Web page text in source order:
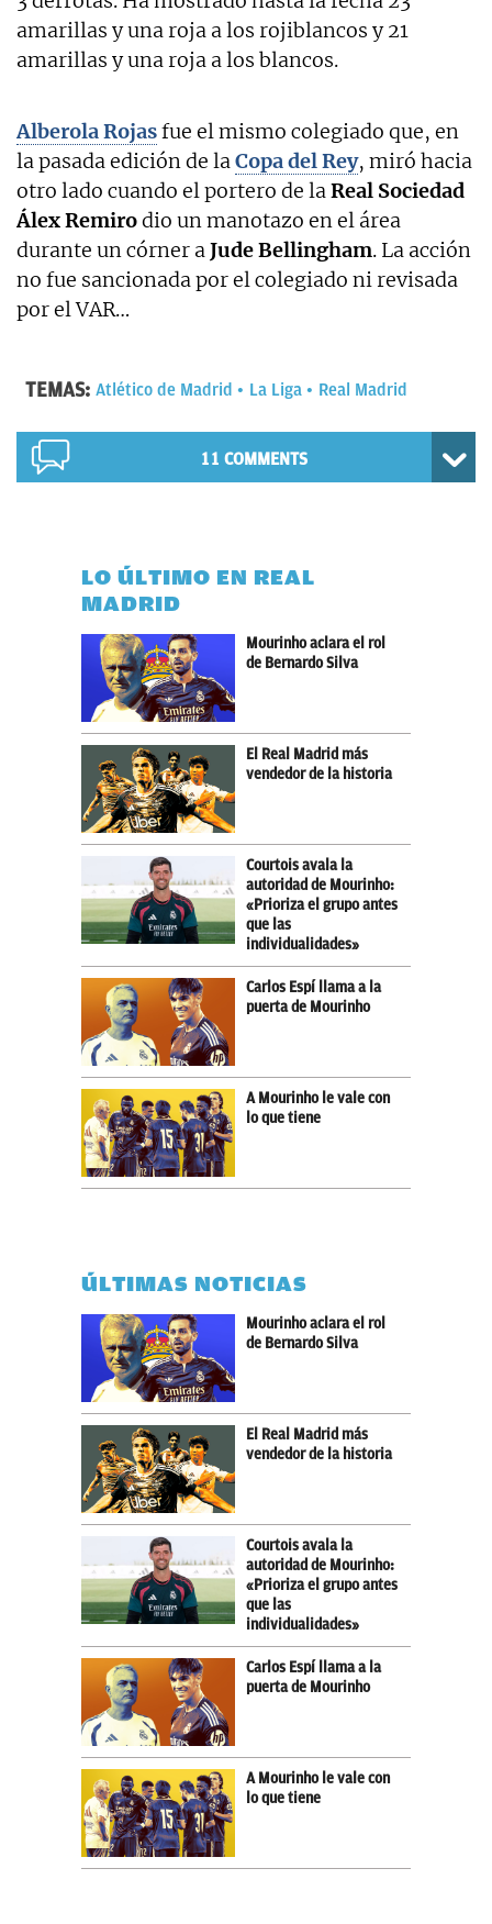
amarillas y una roja a los rojiblancos y 21
amarillas y una roja a los blancos.
Alberola Rojasfue el mismo colegiado que, en
la pasada edición de laCopa del Rey, miró hacia
otro lado cuando el portero de laReal Sociedad
ÁlexRemirodio un manotazo en el área
durante un córner aJudeBellingham. La acción
no fue sancionada por el colegiado ni revisada
por el VAR…
TEMAS: Atlético de Madrid La Liga Real Madrid
11 COMMENTS
LO ÚLTIMO EN REAL
MADRID
Mourinho aclara el rol
de Bernardo Silva
El Real Madrid más
vendedor de la historia
Courtois avala la
autoridad de Mourinho:
«Prioriza el grupo antes
que las
individualidades»
Carlos Espí llama a la
puerta de Mourinho
A Mourinho le vale con
lo que tiene
ÚLTIMAS NOTICIAS
Mourinho aclara el rol
de Bernardo Silva
El Real Madrid más
vendedor de la historia
Courtois avala la
autoridad de Mourinho:
«Prioriza el grupo antes
que las
individualidades»
Carlos Espí llama a la
puerta de Mourinho
A Mourinho le vale con
lo que tiene